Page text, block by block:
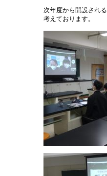
次年度から開設される
考えております。